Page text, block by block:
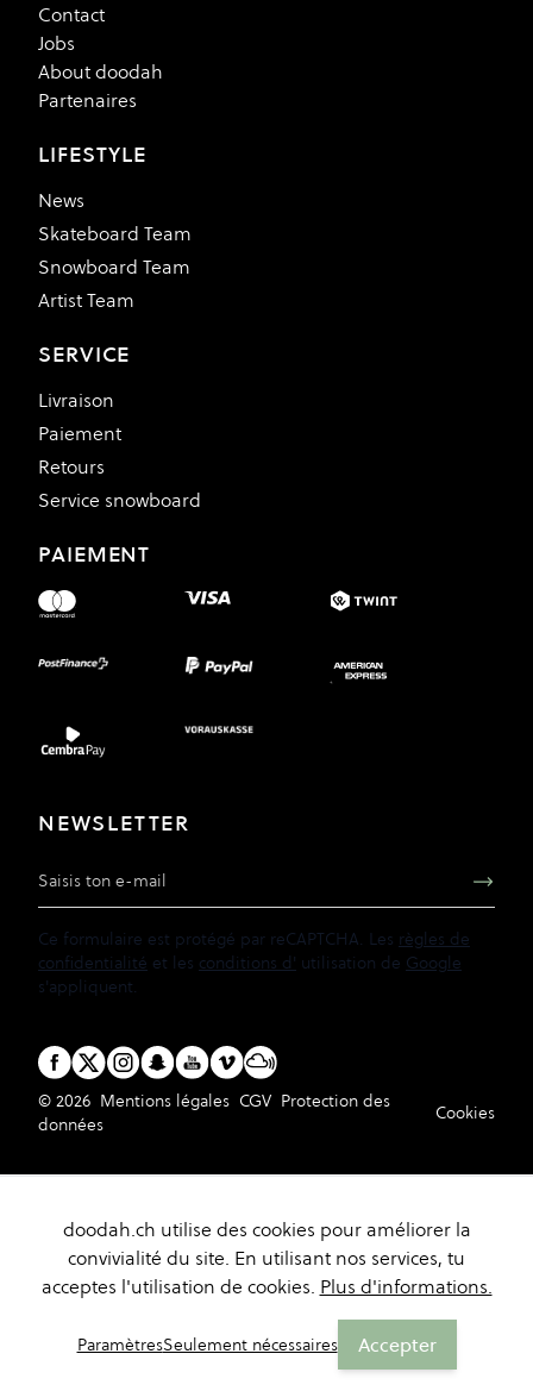
Contact
Jobs
About doodah
Partenaires
LIFESTYLE
News
Skateboard Team
Snowboard Team
Artist Team
SERVICE
Livraison
Paiement
Retours
Service snowboard
PAIEMENT
NEWSLETTER
Adresse e-mail
Ce formulaire est protégé par reCAPTCHA. Les règles de
confidentialité et les conditions d' utilisation de Google
s'appliquent.
© 2026 Mentions légales CGV Protection des
données
Cookies
doodah.ch utilise des cookies pour améliorer la
convivialité du site. En utilisant nos services, tu
acceptes l'utilisation de cookies. Plus d'informations.
ParamètresSeulement nécessaires Accepter